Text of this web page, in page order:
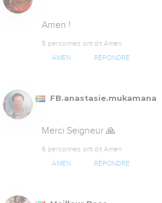
Amen !
5 personnes ont dit Amen
AMEN RÉPONDRE
FB.anastasie.mukamana
Merci Seigneur 🙏
6 personnes ont dit Amen
AMEN RÉPONDRE